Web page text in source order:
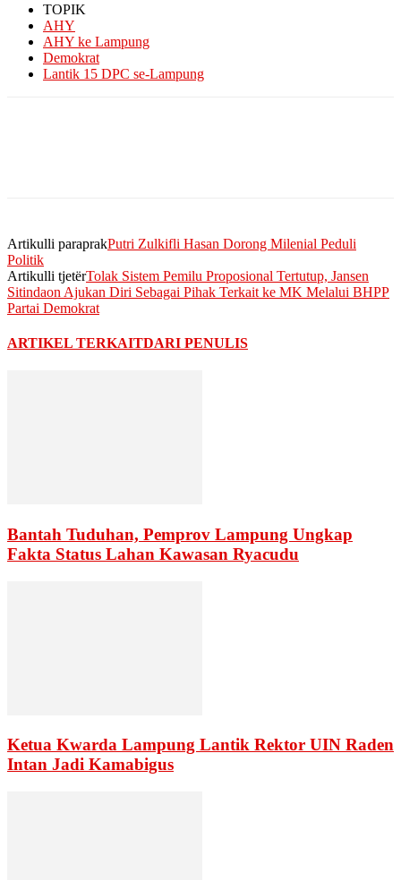
TOPIK
AHY
AHY ke Lampung
Demokrat
Lantik 15 DPC se-Lampung
Artikulli paraprakPutri Zulkifli Hasan Dorong Milenial Peduli
Politik
Artikulli tjetërTolak Sistem Pemilu Proposional Tertutup, Jansen
Sitindaon Ajukan Diri Sebagai Pihak Terkait ke MK Melalui BHPP
Partai Demokrat
ARTIKEL TERKAITDARI PENULIS
Bantah Tuduhan, Pemprov Lampung Ungkap
Fakta Status Lahan Kawasan Ryacudu
Ketua Kwarda Lampung Lantik Rektor UIN Raden
Intan Jadi Kamabigus